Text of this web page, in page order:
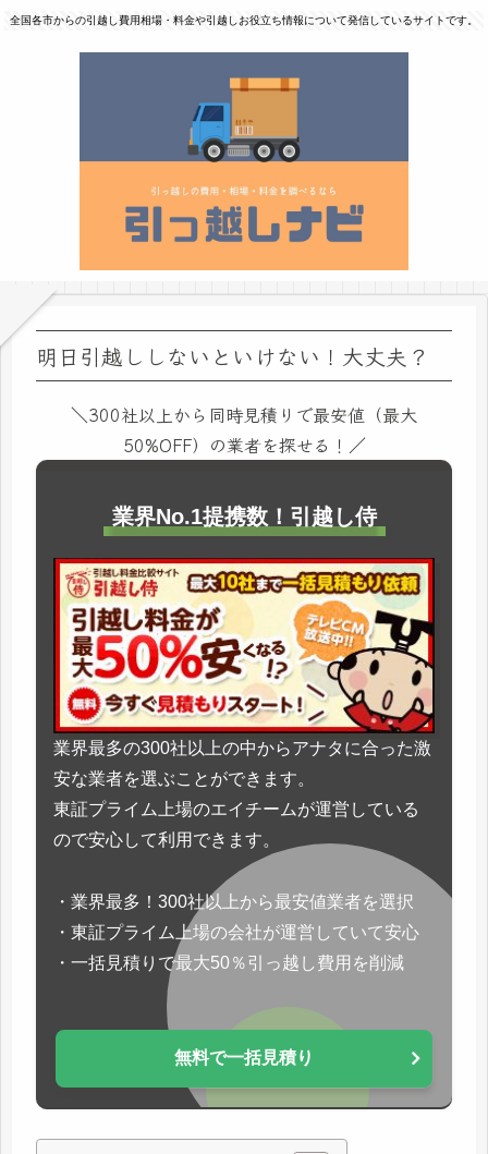
全国各市からの引越し費用相場・料金や引越しお役立ち情報について発信しているサイトです。
明日引越ししないといけない！大丈夫？
＼300社以上から同時見積りで最安値（最大
50%OFF）の業者を探せる！／
業界No.1提携数！引越し侍
業界最多の300社以上の中からアナタに合った激
安な業者を選ぶことができます。
東証プライム上場のエイチームが運営している
ので安心して利用できます。
・業界最多！300社以上から最安値業者を選択
・東証プライム上場の会社が運営していて安心
・一括見積りで最大50％引っ越し費用を削減
無料で一括見積り